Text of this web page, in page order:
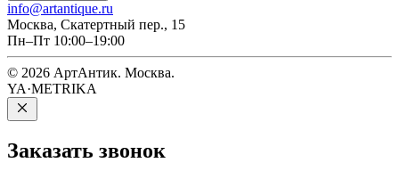
info@artantique.ru
Москва, Скатертный пер., 15
Пн–Пт 10:00–19:00
© 2026 АртАнтик. Москва.
YA·METRIKA
Заказать звонок